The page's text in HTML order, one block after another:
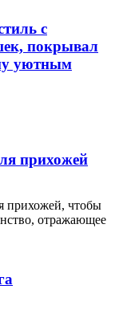
с
покрывал
уютным
прихожей
прихожей, чтобы
отражающее